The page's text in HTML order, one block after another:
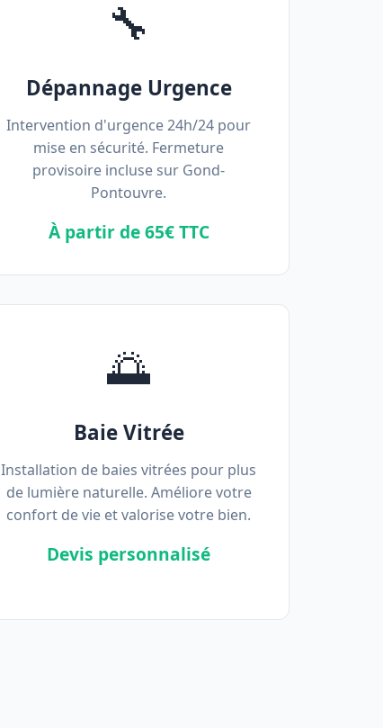
🔧
Dépannage Urgence
Intervention d'urgence 24h/24 pour
mise en sécurité. Fermeture
provisoire incluse sur Gond-
Pontouvre.
À partir de 65€ TTC
🌅
Baie Vitrée
Installation de baies vitrées pour plus
de lumière naturelle. Améliore votre
confort de vie et valorise votre bien.
Devis personnalisé